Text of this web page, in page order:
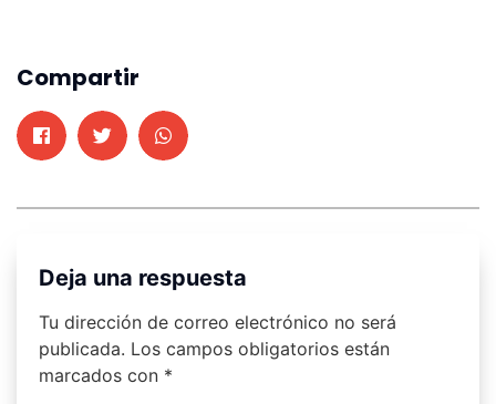
Compartir
Deja una respuesta
Tu dirección de correo electrónico no será
publicada. Los campos obligatorios están
marcados con *